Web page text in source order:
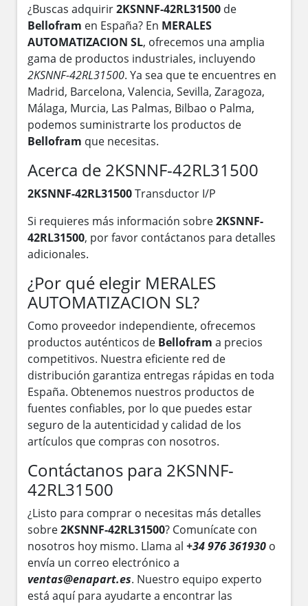
¿Buscas adquirir2KSNNF-42RL31500 de
Bellofram en España? En MERALES
AUTOMATIZACION SL, ofrecemos una amplia
gama de productos industriales, incluyendo
2KSNNF-42RL31500. Ya sea que te encuentres en
Madrid, Barcelona, Valencia, Sevilla, Zaragoza,
Málaga, Murcia, Las Palmas, Bilbao o Palma,
podemos suministrarte los productos de
Bellofram que necesitas.
Acerca de 2KSNNF-42RL31500
2KSNNF-42RL31500Transductor I/P
Si requieres más información sobre2KSNNF-
42RL31500, por favor contáctanos para detalles
adicionales.
¿Por qué elegir MERALES
AUTOMATIZACION SL?
Como proveedor independiente, ofrecemos
productos auténticos de Bellofram a precios
competitivos. Nuestra eficiente red de
distribución garantiza entregas rápidas en toda
España. Obtenemos nuestros productos de
fuentes confiables, por lo que puedes estar
seguro de la autenticidad y calidad de los
artículos que compras con nosotros.
Contáctanos para 2KSNNF-
42RL31500
¿Listo para comprar o necesitas más detalles
sobre2KSNNF-42RL31500? Comunícate con
nosotros hoy mismo. Llama al +34 976 361930 o
envía un correo electrónico a
ventas@enapart.es. Nuestro equipo experto
está aquí para ayudarte a encontrar las